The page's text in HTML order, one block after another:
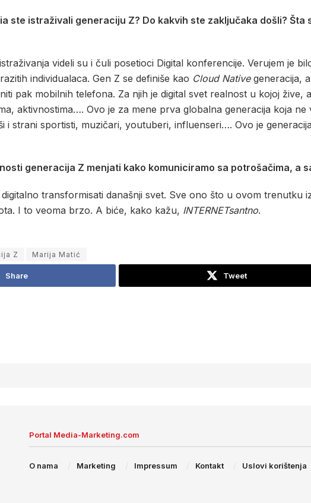
ste istraživali generaciju Z? Do kakvih ste zaključaka došli?
videli su i čuli posetioci Digital konferencije. Verujem je
individualaca. Gen Z se definiše kao Cloud Nativegeneracija,
pak mobilnih telefona. Za njih je digital svet realnost u kojoj žive,
aktivnostima…. Ovo je za mene prva globalna generacija koja
i strani sportisti, muzičari, youtuberi, influenseri…. Ovo je
generacija Z menjati kako komuniciramo sa potrošačima, a
transformisati današnji svet. Sve ono što u ovom trenutku
I to veoma brzo. A biće, kako kažu, INTERNETsantno.
Z Marija Matić
Share Tweet
Portal Media-Marketing.com
O nama Marketing Impressum Kontakt Uslovi korištenja